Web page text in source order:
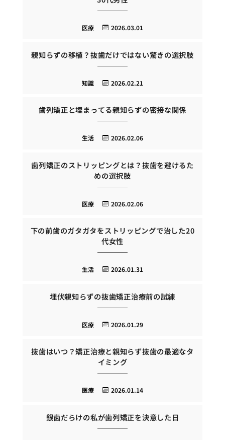
2026.03.01
医療
親知らずの移植？抜歯だけではない驚きの選択肢
2026.02.21
知識
歯列矯正と埋まってる親知らずの密接な関係
2026.02.06
生活
歯列矯正のストリッピングとは？抜歯を避けるた
めの選択肢
2026.02.06
医療
下の前歯のガタガタをストリッピングで治した20
代女性
2026.01.31
生活
埋伏親知らずの抜歯矯正治療前の試練
2026.01.29
医療
抜歯はいつ？矯正治療と親知らず抜歯の最適なタ
イミング
2026.01.14
医療
銀歯だらけの私が歯列矯正を決意した日